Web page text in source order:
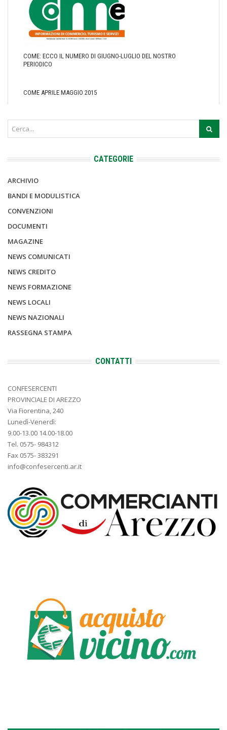
COME: ECCO IL NUMERO DI GIUGNO-LUGLIO DEL NOSTRO
PERIODICO
COME APRILE MAGGIO 2015
CATEGORIE
ARCHIVIO
BANDI E MODULISTICA
CONVENZIONI
DOCUMENTI
MAGAZINE
NEWS COMUNICATI
NEWS CREDITO
NEWS FORMAZIONE
NEWS LOCALI
NEWS NAZIONALI
RASSEGNA STAMPA
CONTATTI
CONFESERCENTI
PROVINCIALE DI AREZZO
Via Fiorentina, 240
Lunedì-Venerdì:
9.00-13.00 14.00-18.00
Tel. 0575- 984312
Fax 0575- 383291
info@confesercenti.ar.it